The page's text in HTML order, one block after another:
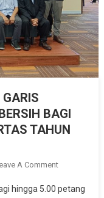
BAGI
TAHUN
A CommentOn
hingga 5.00 petang